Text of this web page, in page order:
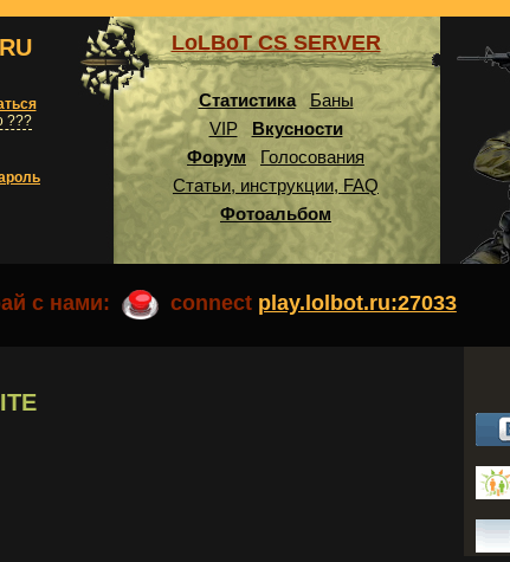
???
LoLBoT CS SERVER
Статистика
Баны
VIP
Вкусности
Форум
Голосования
Статьи, инструкции, FAQ
Фотоальбом
с нами: connect play.lolbot.ru:27033